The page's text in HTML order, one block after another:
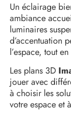
Un éclairage
ambiance
luminaires
d’accentuation
l’espace, tout
Les plans 3D
jouer avec
à choisir les
votre espace et